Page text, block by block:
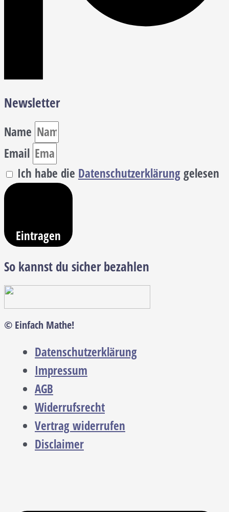
Newsletter
Name
Email
Ich habe die Datenschutzerklärung gelesen
Eintragen
So kannst du sicher bezahlen
© Einfach Mathe!
Datenschutzerklärung
Impressum
AGB
Widerrufsrecht
Vertrag widerrufen
Disclaimer